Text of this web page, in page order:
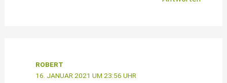
ROBERT
16. JANUAR 2021 UM 23:56 UHR